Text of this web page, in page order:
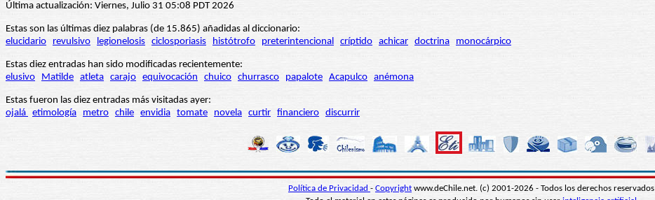
Última actualización: Viernes, Julio 31 05:08 PDT 2026
Estas son las últimas diez palabras (de 15.865) añadidas al diccionario:
elucidario
revulsivo legionelosis ciclosporiasis histótrofo preterintencional críptido achicar doctrina monocárpico
Estas diez entradas han sido modificadas recientemente:
elusivo
Matilde atleta carajo equivocación chuico churrasco papalote Acapulco anémona
Estas fueron las diez entradas más visitadas ayer:
ojalá etimología metro chile envidia tomate novela curtir financiero discurrir
Política de Privacidad - Copyright www.deChile.net. (c) 2001-2026 - Todos los derechos reservados